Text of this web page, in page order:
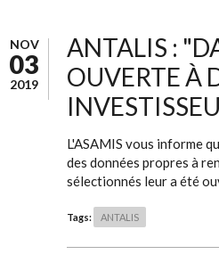
NOV
03
2019
ANTALIS :
OUVERTE À
L'ASAMIS vous informe
des données propres à
sélectionnés leur a été
Tags: ANTALIS